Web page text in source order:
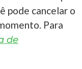
pode cancelar o
Para
de